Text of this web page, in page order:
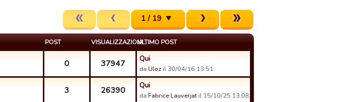
1 / 19
POST VISUALIZZAZIONIULTIMO POST
0 37947 Qui
da Uloz il 30/04/16 13:51.
3 26390 Qui
da Fabrice Lauverjatil 15/10/25 13:08.